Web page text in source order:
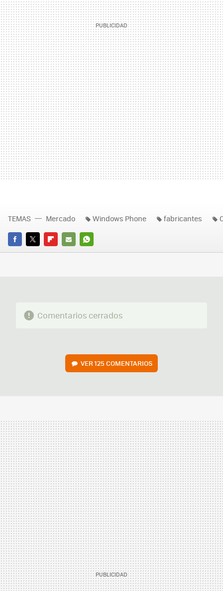
FACEBOOK
TWITTERFLIPBOARD
E-
WHATSAPP
TEMAS Mercado Windows Phone fabricantes
Comentarios cerrados
VER125 COMENTARIOS